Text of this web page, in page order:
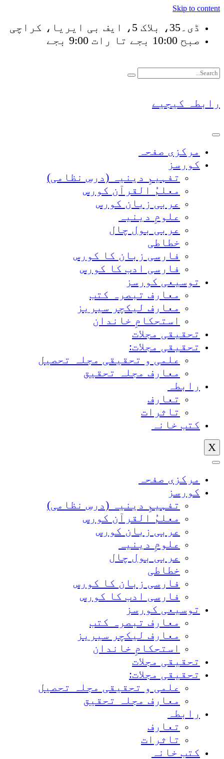
Skip to content
ڈی۔35، بلاک 5، ایف بی ایریا، کراچی
صبح 10:00 بجے تا رات 9:00 بجے
رابطہ کیجیے
مرکزی صفحہ
کورسز
تفہیمِ دینیہ (درسِ نظامی)
معلمُ القرآن کورس
عربی زبان کورس
علومِ دینیہ
عربی بول چال
خطاطی
فارسی زبان کا کورس
فارسی ادب کا کورس
توسیعی کورسز
معارف تبصرہ کتب
معارف لیکچر سیریز
استحکامِ خاندان
تحقیقی مجلات
تحقیقی مجلات:
علمی و تحقیقی مجلہ تحصیل
معارف مجلہ تحقیق
رابطہ
تعارف
تاثرات
کتب خانہ
X
مرکزی صفحہ
کورسز
تفہیمِ دینیہ (درسِ نظامی)
معلمُ القرآن کورس
عربی زبان کورس
علومِ دینیہ
عربی بول چال
خطاطی
فارسی زبان کا کورس
فارسی ادب کا کورس
توسیعی کورسز
معارف تبصرہ کتب
معارف لیکچر سیریز
استحکامِ خاندان
تحقیقی مجلات
تحقیقی مجلات:
علمی و تحقیقی مجلہ تحصیل
معارف مجلہ تحقیق
رابطہ
تعارف
تاثرات
کتب خانہ